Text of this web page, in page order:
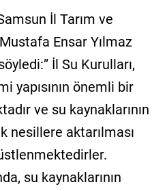
İl Tarım ve
Ensar Yılmaz
İl Su Kurulları,
yapısının önemli bir
ve su kaynaklarının
nesillere aktarılması
su kaynaklarının